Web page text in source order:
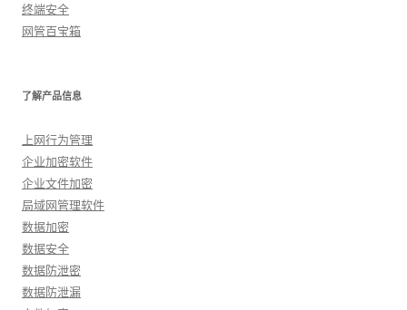
终端安全
网管百宝箱
了解产品信息
上网行为管理
企业加密软件
企业文件加密
局域网管理软件
数据加密
数据安全
数据防泄密
数据防泄漏